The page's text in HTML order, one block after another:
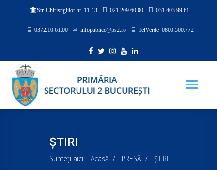
Str. Chiristigiilor nr. 11-13 021.209.60.00 031.403.99.61
0372.10.61.00 infopublice@ps2.ro TelVerde 0800.500.772
ȘTIRI
Sunteți aici: Acasă PRESĂ ȘTIRI